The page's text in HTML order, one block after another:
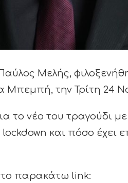
Μελής,
Μπεμπή, την Τρίτη 24
το νέο του τραγούδι
και πόσο έχει
παρακάτω link: